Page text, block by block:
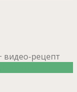
видео-рецепт